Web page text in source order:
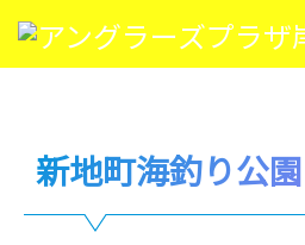
新地町海釣り公園